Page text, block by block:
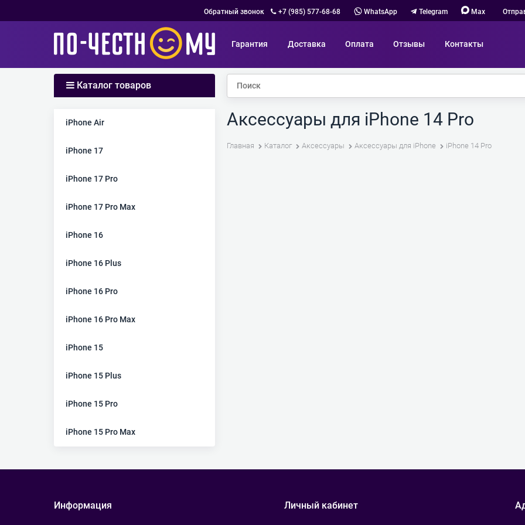
Обратный звонок +7 (985) 577-68-68 WhatsApp Telegram Max
Гарантия Доставка Оплата Отзывы Контакты
Каталог товаров
iPhone Air
iPhone 17
iPhone 17 Pro
iPhone 17 Pro Max
iPhone 16
iPhone 16 Plus
iPhone 16 Pro
iPhone 16 Pro Max
iPhone 15
iPhone 15 Plus
iPhone 15 Pro
iPhone 15 Pro Max
Аксессуары для iPhone 14 Pro
Главная Каталог Аксессуары Аксессуары для iPhone iPhone 14 Pro
Информация Личный кабинет